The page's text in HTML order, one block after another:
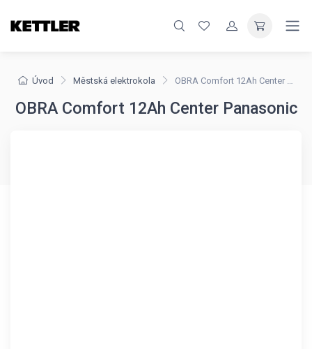
Úvod Městská elektrokola OBRA Comfort 12Ah Center Panasonic
OBRA Comfort 12Ah Center Panasonic